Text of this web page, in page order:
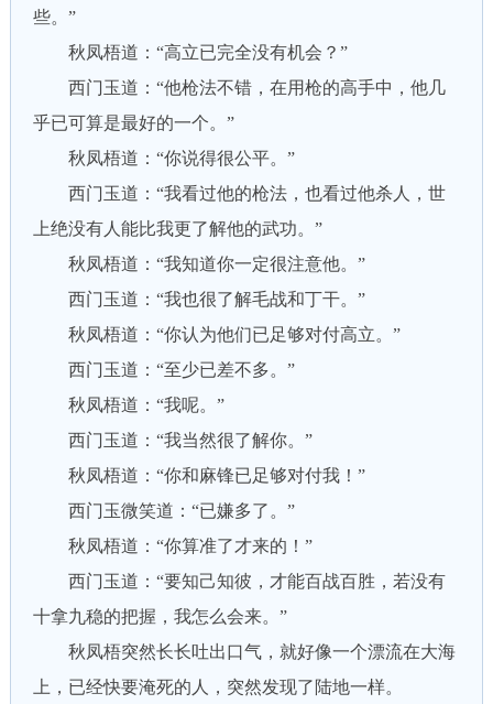
些。”
秋凤梧道：“高立已完全没有机会？”
西门玉道：“他枪法不错，在用枪的高手中，他几
乎已可算是最好的一个。”
秋凤梧道：“你说得很公平。”
西门玉道：“我看过他的枪法，也看过他杀人，世
上绝没有人能比我更了解他的武功。”
秋凤梧道：“我知道你一定很注意他。”
西门玉道：“我也很了解毛战和丁干。”
秋凤梧道：“你认为他们已足够对付高立。”
西门玉道：“至少已差不多。”
秋凤梧道：“我呢。”
西门玉道：“我当然很了解你。”
秋凤梧道：“你和麻锋已足够对付我！”
西门玉微笑道：“已嫌多了。”
秋凤梧道：“你算准了才来的！”
西门玉道：“要知己知彼，才能百战百胜，若没有
十拿九稳的把握，我怎么会来。”
秋凤梧突然长长吐出口气，就好像一个漂流在大海
上，已经快要淹死的人，突然发现了陆地一样。